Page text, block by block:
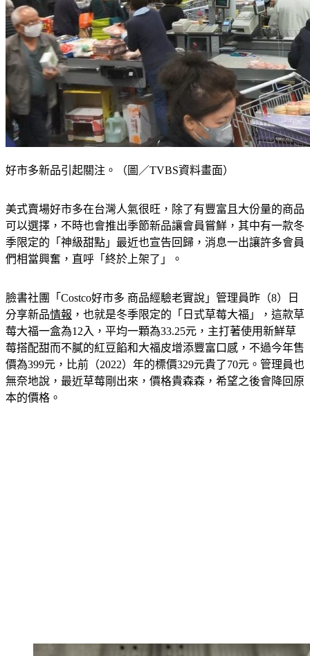
好市多新品引起關注。（圖／TVBS資料畫面）
美式賣場好市多在台灣人氣很旺，除了有豐富且大份量的商品
可以選擇，不時也會推出季節新品讓會員嘗鮮，其中有一款冬
季限定的「神級甜點」最近也宣告回歸，消息一出讓許多會員
們相當興奮，直呼「終於上架了」。
臉書社團「Costco好市多 商品經驗老實說」管理員昨（8）日
分享新品情報 ，也就是冬季限定的「日式草莓大福」，這款草
莓大福一盒為12入，平均一顆為33.25元，主打著使用新鮮草
莓搭配甜而不膩的紅豆餡和大福皮增添豐富口感，不過今年售
價為399元，比前（2022）年的標價329元貴了70元。管理員也
無奈地說，最近草莓剛出來，價格貴森森，希望之後會降回原
本的價格。